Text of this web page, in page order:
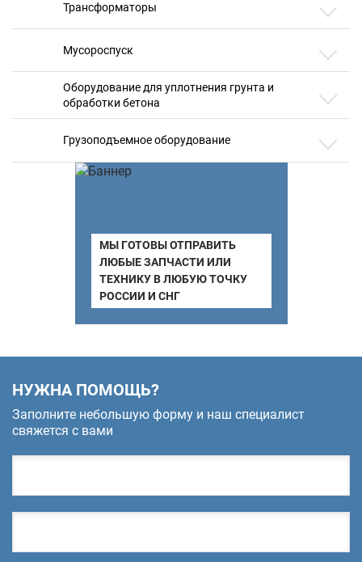
Трансформаторы
Мусороспуск
Оборудование для уплотнения грунта и
обработки бетона
Грузоподъемное оборудование
МЫ ГОТОВЫ ОТПРАВИТЬ
ЛЮБЫЕ ЗАПЧАСТИ ИЛИ
ТЕХНИКУ В ЛЮБУЮ ТОЧКУ
РОССИИ И СНГ
НУЖНА ПОМОЩЬ?
Заполните небольшую форму и наш специалист
свяжется с вами